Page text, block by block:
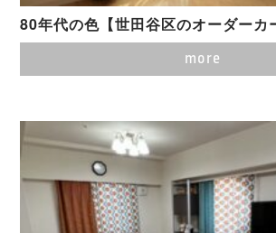
80年代の色【世田谷区のオーダーカ
more